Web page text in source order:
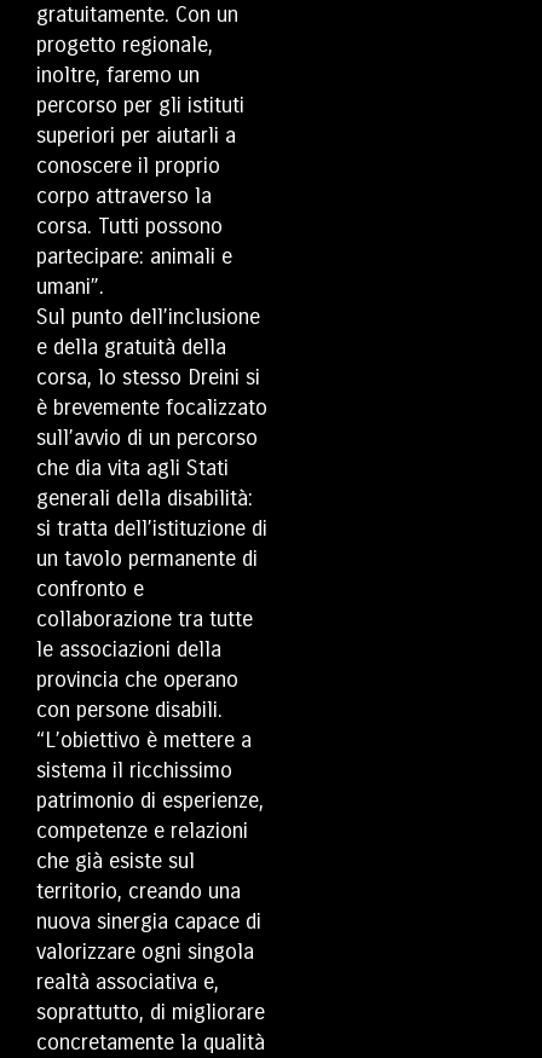
gratuitamente. Con un
progetto regionale,
inoltre, faremo un
percorso per gli istituti
superiori per aiutarli a
conoscere il proprio
corpo attraverso la
corsa. Tutti possono
partecipare: animali e
umani”.
Sul punto dell’inclusione
e della gratuità della
corsa, lo stesso Dreini si
è brevemente focalizzato
sull’avvio di un percorso
che dia vita agli Stati
generali della disabilità:
si tratta dell’istituzione di
un tavolo permanente di
confronto e
collaborazione tra tutte
le associazioni della
provincia che operano
con persone disabili.
“L’obiettivo è mettere a
sistema il ricchissimo
patrimonio di esperienze,
competenze e relazioni
che già esiste sul
territorio, creando una
nuova sinergia capace di
valorizzare ogni singola
realtà associativa e,
soprattutto, di migliorare
concretamente la qualità